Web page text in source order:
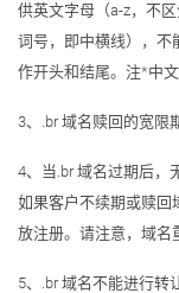
供英文字母（a-z，不
词号，即中横线），不
作开头和结尾。注*中
3、.br 域名赎回的宽限
4、当.br 域名过期后，
如果客户不续期或赎回
放注册。请注意，域名
5、.br 域名不能进行转